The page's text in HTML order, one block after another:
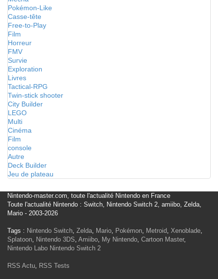
Pokémon-Like
Casse-tête
Free-to-Play
Film
Horreur
FMV
Survie
Exploration
Livres
Tactical-RPG
Twin-stick shooter
City Builder
LEGO
Multi
Cinéma
Film
console
Autre
Deck Builder
Jeu de plateau
Nintendo-master.com, toute l'actualité Nintendo en France
Toute l'actualité Nintendo : Switch, Nintendo Switch 2, amiibo, Zelda,
Mario - 2003-2026
Tags : Nintendo Switch, Zelda, Mario, Pokémon, Metroid, Xenoblade,
Splatoon, Nintendo 3DS, Amiibo, My Nintendo, Cartoon Master,
Nintendo Labo Nintendo Switch 2
RSS Actu, RSS Tests